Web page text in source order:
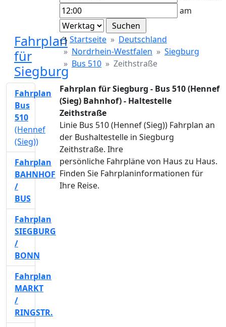
am
Fahrplan
für
Siegburg
Startseite
Deutschland
Nordrhein-Westfalen
Siegburg
Bus 510
Zeithstraße
Fahrplan für Siegburg - Bus 510 (Hennef
(Sieg) Bahnhof) - Haltestelle
Zeithstraße
Linie Bus 510 (Hennef (Sieg)) Fahrplan an
der Bushaltestelle in Siegburg
Zeithstraße. Ihre
persönliche Fahrpläne von Haus zu Haus.
Finden Sie Fahrplaninformationen für
Ihre Reise.
Fahrplan
Bus
510
(Hennef
(Sieg))
Fahrplan
BAHNHOF
/
BUS
Fahrplan
SIEGBURG
/
BONN
Fahrplan
MARKT
/
RINGSTR.